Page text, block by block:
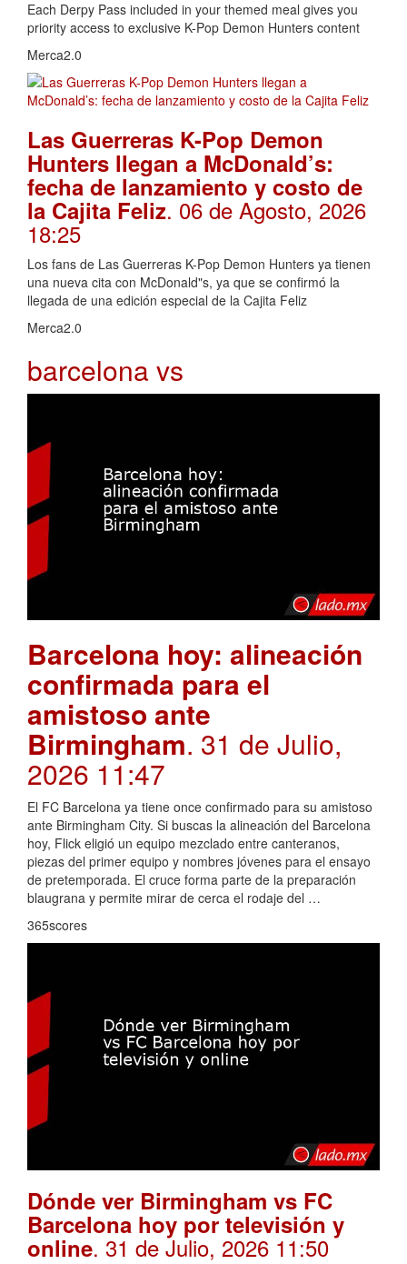
Each Derpy Pass included in your themed meal gives you
priority access to exclusive K-Pop Demon Hunters content
Merca2.0
Las Guerreras K-Pop Demon
Hunters llegan a McDonald’s:
fecha de lanzamiento y costo de
la Cajita Feliz. 06 de Agosto, 2026
18:25
Los fans de Las Guerreras K-Pop Demon Hunters ya tienen
una nueva cita con McDonald"s, ya que se confirmó la
llegada de una edición especial de la Cajita Feliz
Merca2.0
barcelona vs
Barcelona hoy: alineación
confirmada para el
amistoso ante
Birmingham. 31 de Julio,
2026 11:47
El FC Barcelona ya tiene once confirmado para su amistoso
ante Birmingham City. Si buscas la alineación del Barcelona
hoy, Flick eligió un equipo mezclado entre canteranos,
piezas del primer equipo y nombres jóvenes para el ensayo
de pretemporada. El cruce forma parte de la preparación
blaugrana y permite mirar de cerca el rodaje del …
365scores
Dónde ver Birmingham vs FC
Barcelona hoy por televisión y
online. 31 de Julio, 2026 11:50